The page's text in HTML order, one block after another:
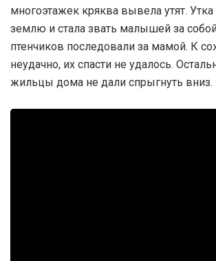
многоэтажек кряква вывела утят. Утка
землю и стала звать малышей за
птенчиков последовали за мамой. К
неудачно, их спасти не удалось.
жильцы дома не дали спрыгнуть вниз.